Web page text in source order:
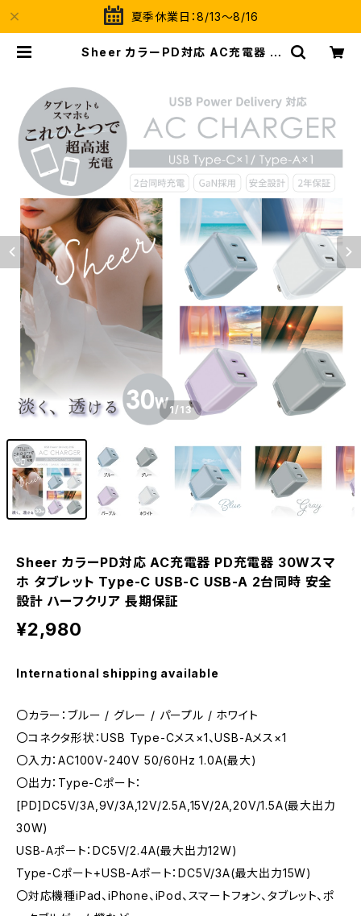
夏季休業日：8/13～8/16
Sheer カラーPD対応 AC充電器 P
全設計 ハーフクリア 長期保証 | Meli
a
1/13
Sheer カラーPD対応 AC充電器 PD充電器 30Wスマ
ホ タブレット Type-C USB-C USB-A 2台同時 安全
設計 ハーフクリア 長期保証
¥2,980
International shipping available
〇カラー：ブルー / グレー / パープル / ホワイト
〇コネクタ形状：USB Type-Cメス×1、USB-Aメス×1
〇入力：AC100V-240V 50/60Hz 1.0A(最大)
〇出力：Type-Cポート：
[PD]DC5V/3A,9V/3A,12V/2.5A,15V/2A,20V/1.5A(最大出力
30W)
USB-Aポート：DC5V/2.4A(最大出力12W)
Type-Cポート+USB-Aポート：DC5V/3A(最大出力15W)
〇対応機種iPad、iPhone、iPod、スマートフォン、タブレット、ポ